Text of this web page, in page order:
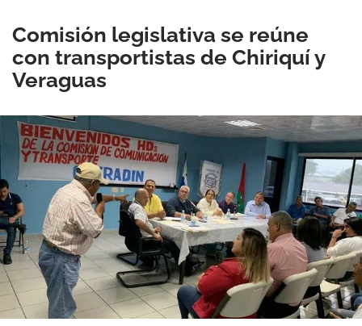
Comisión legislativa se reúne
con transportistas de Chiriquí y
Veraguas